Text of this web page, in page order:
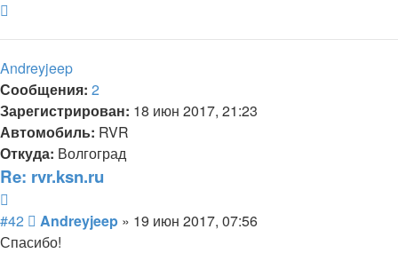
Andreyjeep
Сообщения: 2
Зарегистрирован: 18 июн 2017, 21:23
Автомобиль: RVR
Откуда: Волгоград
Re: rvr.ksn.ru
#42
Сообщение
Andreyjeep » 19 июн 2017, 07:56
Спасибо!